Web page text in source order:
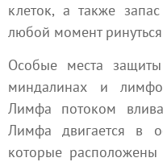
клеток, а также
любой момент
Особые места
миндалинах и
Лимфа потоком
Лимфа двигается в
которые